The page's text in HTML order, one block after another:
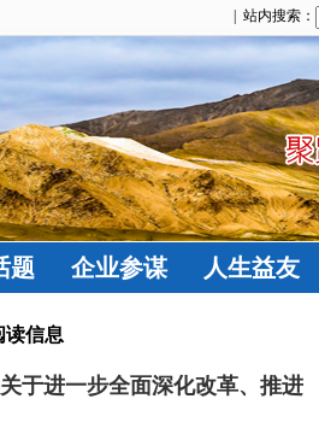
| 站内搜索：
题 企业参谋 人生益友
读信息
于进一步全面深化改革、推进